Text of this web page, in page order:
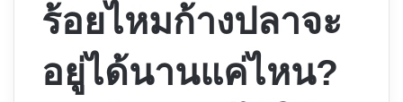
ร้อยไหมก้างปลาจะ
อยู่ได้นานแค่ไหน?